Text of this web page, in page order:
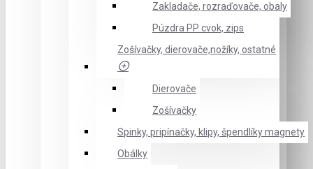
Zakladače, rozraďovače, obaly
Púzdra PP cvok, zips
Zošívačky, dierovače,nožíky, ostatné
Dierovače
Zošívačky
Spinky, pripínačky, klipy, špendlíky magnety
Obálky